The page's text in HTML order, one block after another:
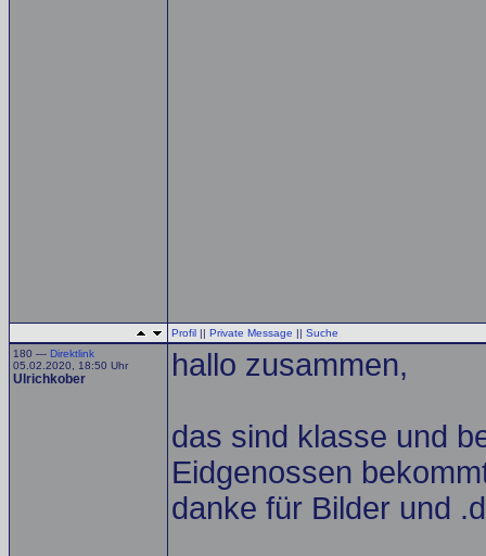
Profil || Private Message || Suche
180 — Direktlink
05.02.2020, 18:50 Uhr
Ulrichkober hallo zusammen,
das sind klasse und
Eidgenossen
danke für Bilder und